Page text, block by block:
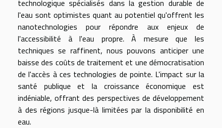
technologique spécialisés dans la gestion durable de
l'eau sont optimistes quant au potentiel qu'offrent les
nanotechnologies pour répondre aux enjeux de
l'accessibilité à l'eau propre. À mesure que les
techniques se raffinent, nous pouvons anticiper une
baisse des coûts de traitement et une démocratisation
de l'accès à ces technologies de pointe. L'impact sur la
santé publique et la croissance économique est
indéniable, offrant des perspectives de développement
à des régions jusque-là limitées par la disponibilité en
eau.